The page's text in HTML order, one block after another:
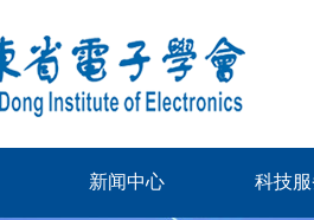
新闻中心 科技